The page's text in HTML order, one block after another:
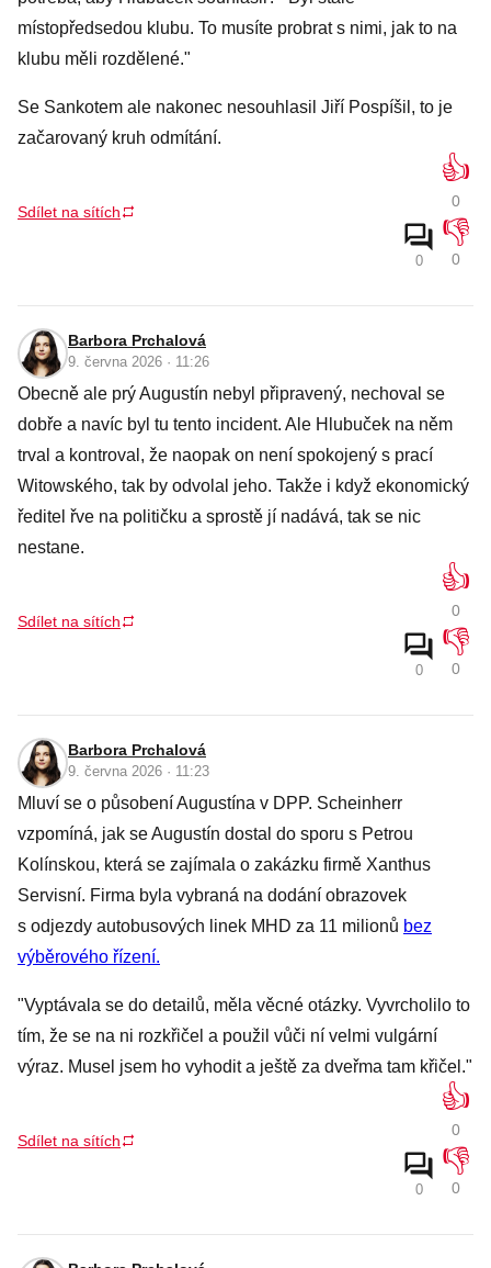
místopředsedou klubu. To musíte probrat s nimi, jak to na
klubu měli rozdělené."
Se Sankotem ale nakonec nesouhlasil Jiří Pospíšil, to je
začarovaný kruh odmítání.
Sdílet na sítích
0
👍
0
👎
0
Barbora Prchalová
9. června 2026 · 11:26
Obecně ale prý Augustín nebyl připravený, nechoval se
dobře a navíc byl tu tento incident. Ale Hlubuček na něm
trval a kontroval, že naopak on není spokojený s prací
Witowského, tak by odvolal jeho. Takže i když ekonomický
ředitel řve na političku a sprostě jí nadává, tak se nic
nestane.
Sdílet na sítích
0
👍
0
👎
0
Barbora Prchalová
9. června 2026 · 11:23
Mluví se o působení Augustína v DPP. Scheinherr
vzpomíná, jak se Augustín dostal do sporu s Petrou
Kolínskou, která se zajímala o zakázku firmě Xanthus
Servisní. Firma byla vybraná na dodání obrazovek
s odjezdy autobusových linek MHD za 11 milionů bez
výběrového řízení.
"Vyptávala se do detailů, měla věcné otázky. Vyvrcholilo to
tím, že se na ni rozkřičel a použil vůči ní velmi vulgární
výraz. Musel jsem ho vyhodit a ještě za dveřma tam křičel."
Sdílet na sítích
0
👍
0
👎
0